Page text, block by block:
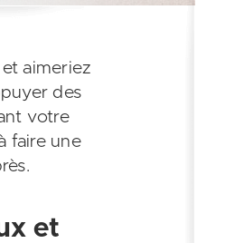
aimeriez
des
votre
faire une
et